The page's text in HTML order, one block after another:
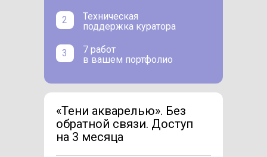
7 работ
в вашем портфолио
3
Техническая
поддержка куратора
2
«Тени акварелью». Без
обратной связи. Доступ
на 3 месяца